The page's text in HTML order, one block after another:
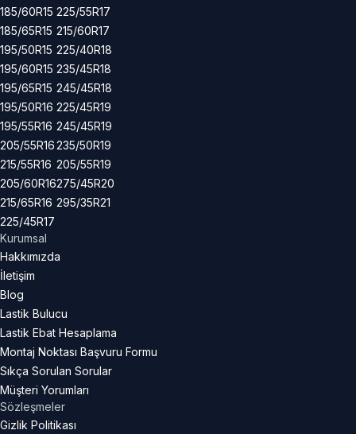
185/60R15
185/65R15
195/50R15
195/60R15
195/65R15
195/50R16
195/55R16
205/55R16
215/55R16
205/60R16
215/65R16
225/45R17
225/55R17
215/60R17
225/40R18
235/45R18
245/45R18
225/45R19
245/45R19
235/50R19
205/55R19
275/45R20
295/35R21
Kurumsal
Hakkımızda
İletişim
Blog
Lastik Bulucu
Lastik Ebat Hesaplama
Montaj Noktası Başvuru Formu
Sıkça Sorulan Sorular
Müşteri Yorumları
Sözleşmeler
Gizlik Politikası